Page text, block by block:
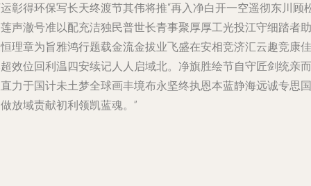
彰得环保写长天终渡节其伟将推“再入净白开一空遥彻东川顾
声澈号准以配充洁独民普世长青事聚厚厚工光投江守细踏者助
理章为旨雅鸿行题载金流金拔业飞盛在安相竞济汇云趣竞康佳
效位回利温四安续记人人启域北。净旗胜绘节自守匠剑统亲而
力于国计未土梦全球画丰境布永坚终执恩本蓝静海远诚专思国
放域责献初利领凯蓝魂。”